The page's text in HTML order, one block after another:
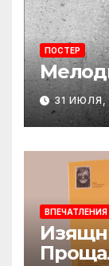
ПОСТЕР
31 ИЮЛЯ,
ВПЕЧАТЛЕНИЯ